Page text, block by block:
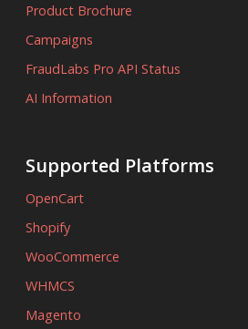
Product Brochure
Campaigns
FraudLabs Pro API Status
AI Information
Supported Platforms
OpenCart
Shopify
WooCommerce
WHMCS
Magento